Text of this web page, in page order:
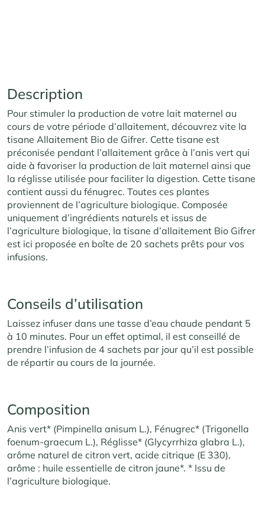
Description
Pour stimuler la production de votre lait maternel au
cours de votre période d’allaitement, découvrez vite la
tisane Allaitement Bio de Gifrer. Cette tisane est
préconisée pendant l’allaitement grâce à l’anis vert qui
aide à favoriser la production de lait maternel ainsi que
la réglisse utilisée pour faciliter la digestion. Cette tisane
contient aussi du fénugrec. Toutes ces plantes
proviennent de l’agriculture biologique. Composée
uniquement d’ingrédients naturels et issus de
l’agriculture biologique, la tisane d’allaitement Bio Gifrer
est ici proposée en boîte de 20 sachets prêts pour vos
infusions.
Conseils d’utilisation
Laissez infuser dans une tasse d’eau chaude pendant 5
à 10 minutes. Pour un effet optimal, il est conseillé de
prendre l’infusion de 4 sachets par jour qu’il est possible
de répartir au cours de la journée.
Composition
Anis vert* (Pimpinella anisum L.), Fénugrec* (Trigonella
foenum-graecum L.), Réglisse* (Glycyrrhiza glabra L.),
arôme naturel de citron vert, acide citrique (E 330),
arôme : huile essentielle de citron jaune*. * Issu de
l’agriculture biologique.